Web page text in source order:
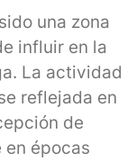
una zona
influir en la
La actividad
reflejada en
de
épocas